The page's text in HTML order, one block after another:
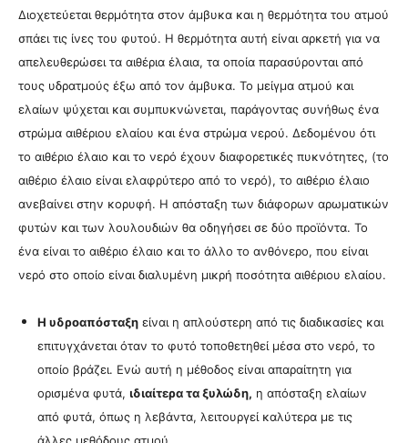
Διοχετεύεται θερμότητα στον άμβυκα και η θερμότητα του ατμού
σπάει τις ίνες του φυτού. Η θερμότητα αυτή είναι αρκετή για να
απελευθερώσει τα αιθέρια έλαια, τα οποία παρασύρονται από
τους υδρατμούς έξω από τον άμβυκα. Το μείγμα ατμού και
ελαίων ψύχεται και συμπυκνώνεται, παράγοντας συνήθως ένα
στρώμα αιθέριου ελαίου και ένα στρώμα νερού. Δεδομένου ότι
το αιθέριο έλαιο και το νερό έχουν διαφορετικές πυκνότητες, (το
αιθέριο έλαιο είναι ελαφρύτερο από το νερό), το αιθέριο έλαιο
ανεβαίνει στην κορυφή. Η απόσταξη των διάφορων αρωματικών
φυτών και των λουλουδιών θα οδηγήσει σε δύο προϊόντα. Το
ένα είναι το αιθέριο έλαιο και το άλλο το ανθόνερο, που είναι
νερό στο οποίο είναι διαλυμένη μικρή ποσότητα αιθέριου ελαίου.
Η υδροαπόσταξη είναι η απλούστερη από τις διαδικασίες και
επιτυγχάνεται όταν το φυτό τοποθετηθεί μέσα στο νερό, το
οποίο βράζει. Ενώ αυτή η μέθοδος είναι απαραίτητη για
ορισμένα φυτά, ιδιαίτερα τα ξυλώδη, η απόσταξη ελαίων
από φυτά, όπως η λεβάντα, λειτουργεί καλύτερα με τις